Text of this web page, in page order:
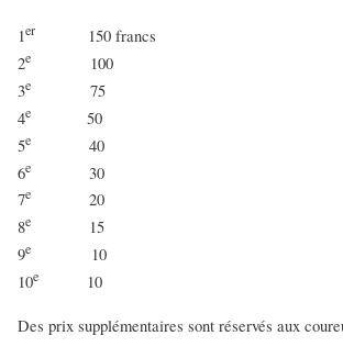
1er 150 francs
2e 100
3e 75
4e
50
5e 40
6e 30
7e 20
8e 15
9e
10
10e 10
Des prix supplémentaires sont réservés aux